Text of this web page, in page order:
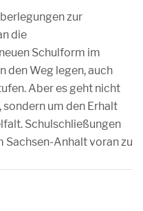
zur
die
Schulform im
den Weg legen, auch
Aber es geht nicht
um den Erhalt
Schulschließungen
Sachsen-Anhalt voran zu